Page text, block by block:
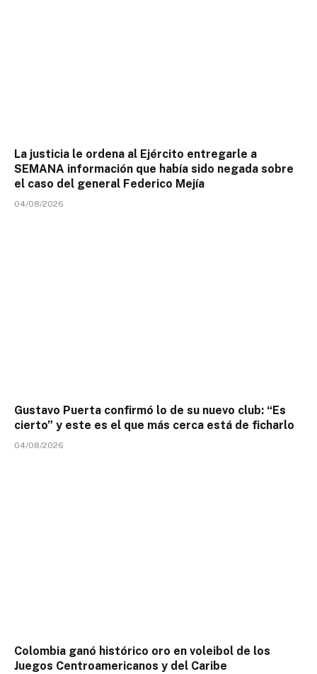
La justicia le ordena al Ejército entregarle a
SEMANA información que había sido negada sobre
el caso del general Federico Mejía
04/08/2026
Gustavo Puerta confirmó lo de su nuevo club: “Es
cierto” y este es el que más cerca está de ficharlo
04/08/2026
Colombia ganó histórico oro en voleibol de los
Juegos Centroamericanos y del Caribe